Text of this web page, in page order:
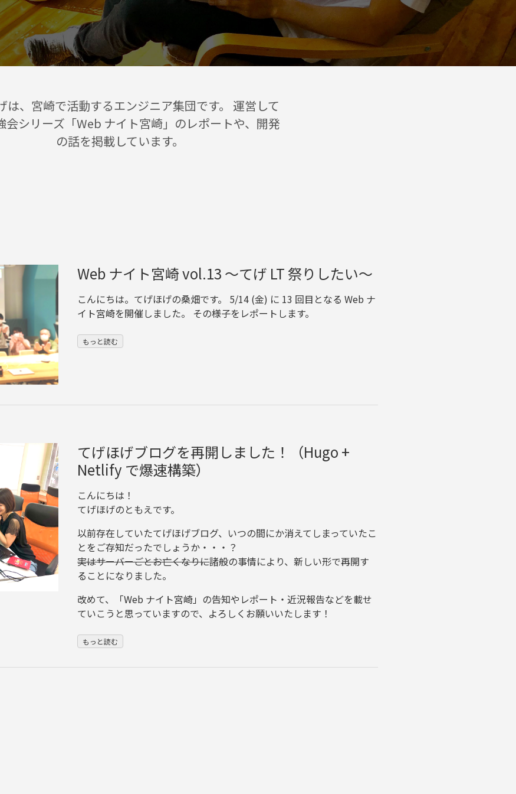
は、宮崎で活動するエンジニア集団です。 運営して
会シリーズ「Web ナイト宮崎」のレポートや、開発
の話を掲載しています。
Web ナイト宮崎 vol.13 〜てげ LT 祭りしたい〜
こんにちは。てげほげの桑畑です。 5/14 (金) に 13 回目となる Web ナ
イト宮崎を開催しました。 その様子をレポートします。
もっと読む
てげほげブログを再開しました！（Hugo +
Netlify で爆速構築）
こんにちは！
てげほげのともえです。
以前存在していたてげほげブログ、いつの間にか消えてしまっていたこ
とをご存知だったでしょうか・・・？
実はサーバーごとお亡くなりに諸般の事情により、新しい形で再開す
ることになりました。
改めて、「Web ナイト宮崎」の告知やレポート・近況報告などを載せ
ていこうと思っていますので、よろしくお願いいたします！
もっと読む